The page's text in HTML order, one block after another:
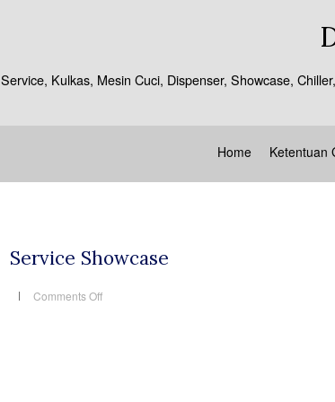
Service, Kulkas, Mesin Cuci, Dispenser, Showcase,
Home Ketentuan
Service Showcase
Comments Offon